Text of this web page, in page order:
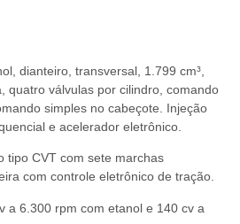
dianteiro, transversal, 1.799 cm³,
quatro válvulas por cilindro, comando
simples no cabeçote. Injeção
e acelerador eletrônico.
tipo CVT com sete marchas
com controle eletrônico de tração.
a 6.300 rpm com etanol e 140 cv a